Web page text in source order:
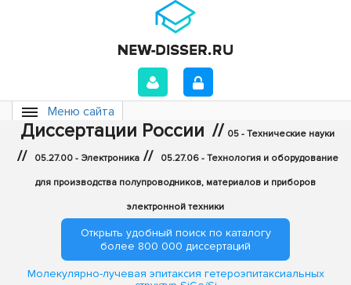
Меню сайта
Диссертации России // 05 - Технические науки
// 05.27.00 - Электроника // 05.27.06 - Технология и оборудование
для производства полупроводников, материалов и приборов
электронной техники
Открыть удобный поиск по каталогу
более 800 000 диссертаций
Молекулярно-лучевая эпитаксия гетероэпитаксиальных